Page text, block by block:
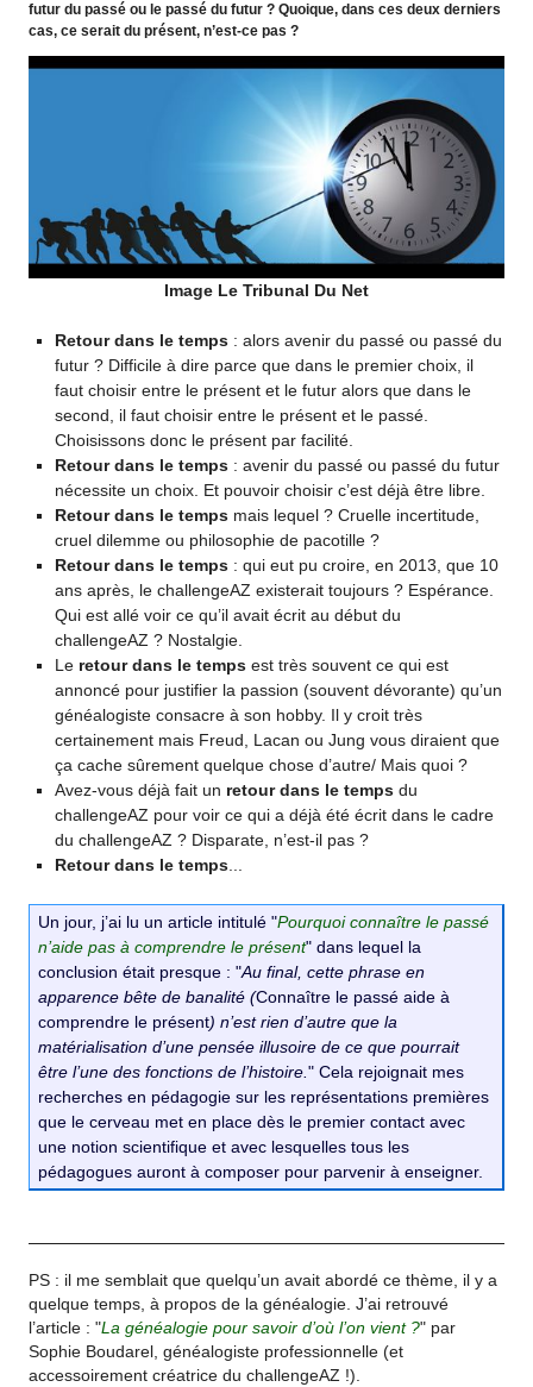
futur du passé ou le passé du futur ? Quoique, dans ces deux derniers
cas, ce serait du présent, n’est-ce pas ?
Image Le Tribunal Du Net
Retour dans le temps: alors avenir du passé ou passé du
futur ? Difficile à dire parce que dans le premier choix, il
faut choisir entre le présent et le futur alors que dans le
second, il faut choisir entre le présent et le passé.
Choisissons donc le présent par facilité.
Retour dans le temps: avenir du passé ou passé du futur
nécessite un choix. Et pouvoir choisir c’est déjà être libre.
Retour dans le tempsmais lequel ? Cruelle incertitude,
cruel dilemme ou philosophie de pacotille ?
Retour dans le temps: qui eut pu croire, en 2013, que 10
ans après, le challengeAZ existerait toujours ? Espérance.
Qui est allé voir ce qu’il avait écrit au début du
challengeAZ ? Nostalgie.
Le retour dans le tempsest très souvent ce qui est
annoncé pour justifier la passion (souvent dévorante) qu’un
généalogiste consacre à son hobby. Il y croit très
certainement mais Freud, Lacan ou Jung vous diraient que
ça cache sûrement quelque chose d’autre/ Mais quoi ?
Avez-vous déjà fait un retour dans le tempsdu
challengeAZ pour voir ce qui a déjà été écrit dans le cadre
du challengeAZ ? Disparate, n’est-il pas ?
Retour dans le temps...
Un jour, j’ai lu un article intitulé "Pourquoi connaître le passé
n’aide pas à comprendre le présent" dans lequel la
conclusion était presque : "Au final, cette phrase en
apparence bête de banalité (Connaître le passé aide à
comprendre le présent) n’est rien d’autre que la
matérialisation d’une pensée illusoire de ce que pourrait
être l’une des fonctions de l’histoire." Cela rejoignait mes
recherches en pédagogie sur les représentations premières
que le cerveau met en place dès le premier contact avec
une notion scientifique et avec lesquelles tous les
pédagogues auront à composer pour parvenir à enseigner.
PS : il me semblait que quelqu’un avait abordé ce thème, il y a
quelque temps, à propos de la généalogie. J’ai retrouvé
l’article : "La généalogie pour savoir d’où l’on vient ?" par
Sophie Boudarel, généalogiste professionnelle (et
accessoirement créatrice du challengeAZ !).